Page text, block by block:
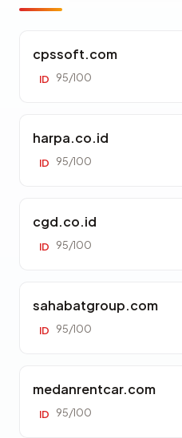
cpssoft.com
ID 95/100
harpa.co.id
ID 95/100
cgd.co.id
ID 95/100
sahabatgroup.com
ID 95/100
medanrentcar.com
ID 95/100